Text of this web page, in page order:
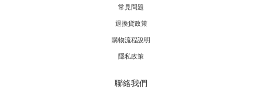
常見問題
退換貨政策
購物流程說明
隱私政策
聯絡我們